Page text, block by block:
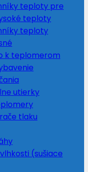
teploty pre
teploty
teploty
k teplomerom
utierky
tlaku
(sušiace